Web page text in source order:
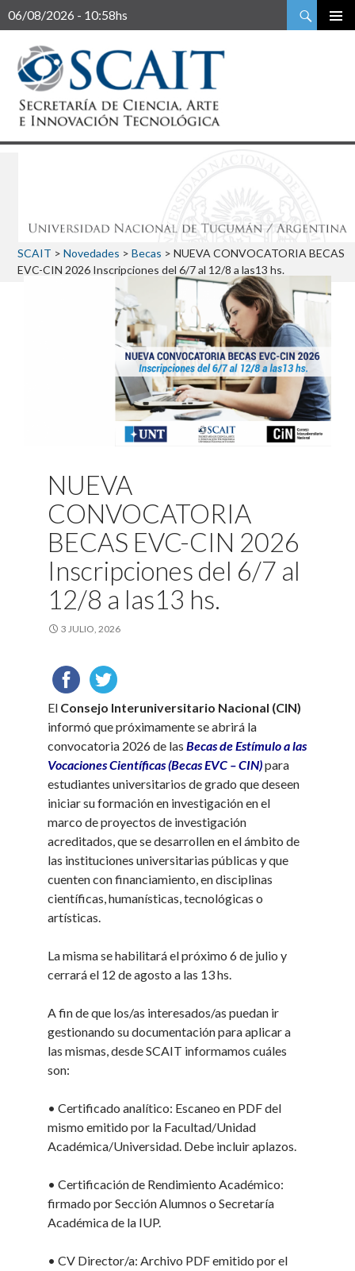
06/08/2026 - 10:58hs
Buscar
SCAIT > Novedades > Becas > NUEVA CONVOCATORIA BECAS
EVC-CIN 2026 Inscripciones del 6/7 al 12/8 a las13 hs.
NUEVA
CONVOCATORIA
BECAS EVC-CIN 2026
Inscripciones del 6/7 al
12/8 a las13 hs.
3 JULIO, 2026
El Consejo Interuniversitario Nacional (CIN)
informó que próximamente se abrirá la
convocatoria 2026 de lasBecas de Estímulo a las
Vocaciones Científicas (Becas EVC – CIN)para
estudiantes universitarios de grado que deseen
iniciar su formación en investigación en el
marco de proyectos de investigación
acreditados, que se desarrollen en el ámbito de
las instituciones universitarias públicas y que
cuenten con financiamiento, en disciplinas
científicas, humanísticas, tecnológicas o
artísticas.
La misma se habilitará el próximo 6 de julio y
cerrará el 12 de agosto a las 13 hs.
A fin de que los/as interesados/as puedan ir
gestionando su documentación para aplicar a
las mismas, desde SCAIT informamos cuáles
son:
• Certificado analítico: Escaneo en PDF del
mismo emitido por la Facultad/Unidad
Académica/Universidad. Debe incluir aplazos.
• Certificación de Rendimiento Académico:
firmado por Sección Alumnos o Secretaría
Académica de la IUP.
• CV Director/a: Archivo PDF emitido por el